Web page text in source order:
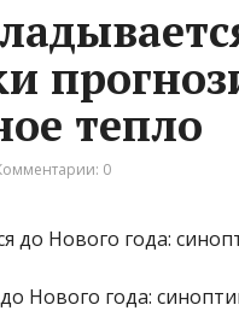
тепло
0
Нового года: